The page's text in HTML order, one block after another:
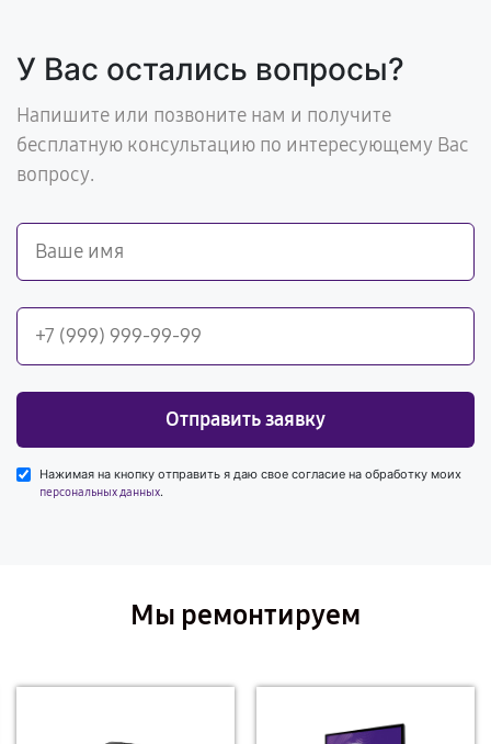
У Вас остались вопросы?
Напишите или позвоните нам и получите
бесплатную консультацию по интересующему Вас
вопросу.
Отправить заявку
Нажимая на кнопку отправить я даю свое согласие на обработку моих
персональных данных.
Мы ремонтируем